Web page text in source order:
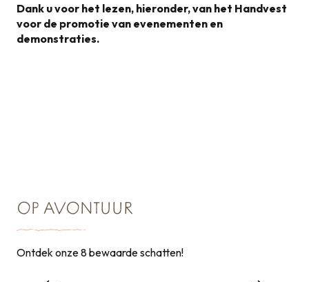
Dank u voor het lezen, hieronder, van het Handvest
voor de promotie van evenementen en
demonstraties.
OP AVONTUUR
Ontdek onze 8 bewaarde schatten!